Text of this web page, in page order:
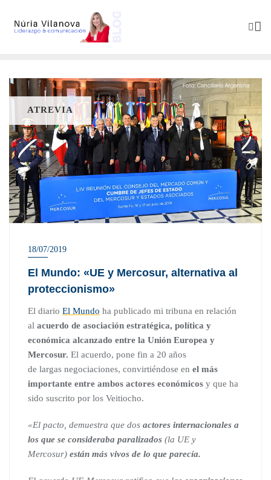
ATREVIA
18/07/2019
El Mundo: «UE y Mercosur, alternativa al
proteccionismo»
El diario El Mundo ha publicado mi tribuna en relación
al acuerdo de asociación estratégica, política y
económica alcanzado entre la Unión Europea y
Mercosur. El acuerdo, pone fin a 20 años
de largas negociaciones, convirtiéndose en el más
importante entre ambos actores económicos y que ha
sido suscrito por los Veitiocho.
«El pacto, demuestra que dos actores internacionales a
los que se consideraba paralizados (la UE y
Mercosur) están más vivos de lo que parecía.